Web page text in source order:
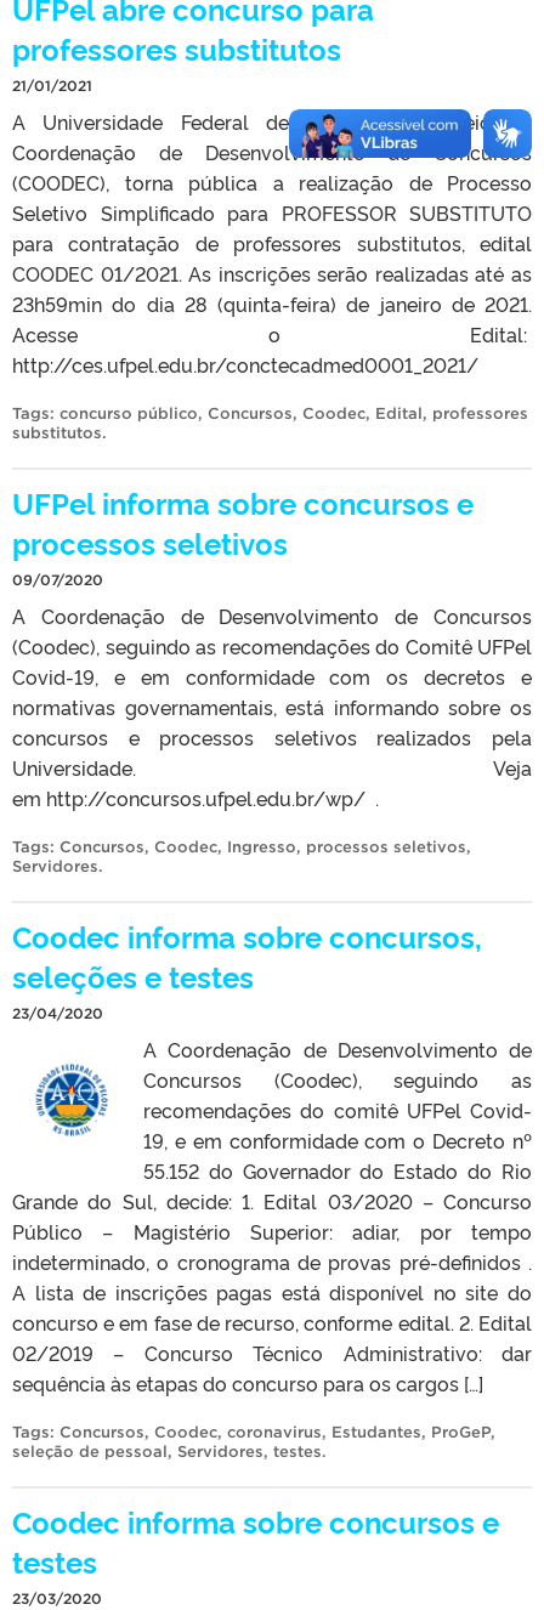
professores substitutos
21/01/2021
A Universidade Federal de Pelotas, por meio da
Coordenação de Desenvolvimento de Concursos
(COODEC), torna pública a realização de Processo
Seletivo Simplificado para PROFESSOR SUBSTITUTO
para contratação de professores substitutos, edital
COODEC 01/2021. As inscrições serão realizadas até as
23h59min do dia 28 (quinta-feira) de janeiro de 2021.
Acesse o Edital:
http://ces.ufpel.edu.br/conctecadmed0001_2021/
Tags: concurso público, Concursos, Coodec, Edital, professores
substitutos.
UFPel informa sobre concursos e
processos seletivos
09/07/2020
A Coordenação de Desenvolvimento de Concursos
(Coodec), seguindo as recomendações do Comitê UFPel
Covid-19, e em conformidade com os decretos e
normativas governamentais, está informando sobre os
concursos e processos seletivos realizados pela
Universidade. Veja
em http://concursos.ufpel.edu.br/wp/ .
Tags: Concursos, Coodec, Ingresso, processos seletivos,
Servidores.
Coodec informa sobre concursos,
seleções e testes
23/04/2020
A Coordenação de Desenvolvimento de
Concursos (Coodec), seguindo as
recomendações do comitê UFPel Covid-
19, e em conformidade com o Decreto nº
55.152 do Governador do Estado do Rio
Grande do Sul, decide: 1. Edital 03/2020 – Concurso
Público – Magistério Superior: adiar, por tempo
indeterminado, o cronograma de provas pré-definidos .
A lista de inscrições pagas está disponível no site do
concurso e em fase de recurso, conforme edital. 2. Edital
02/2019 – Concurso Técnico Administrativo: dar
sequência às etapas do concurso para os cargos […]
Tags: Concursos, Coodec, coronavirus, Estudantes, ProGeP,
seleção de pessoal, Servidores, testes.
Coodec informa sobre concursos e
testes
23/03/2020